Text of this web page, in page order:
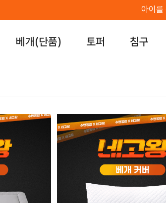
아이를
베개(단품) 토퍼 침구